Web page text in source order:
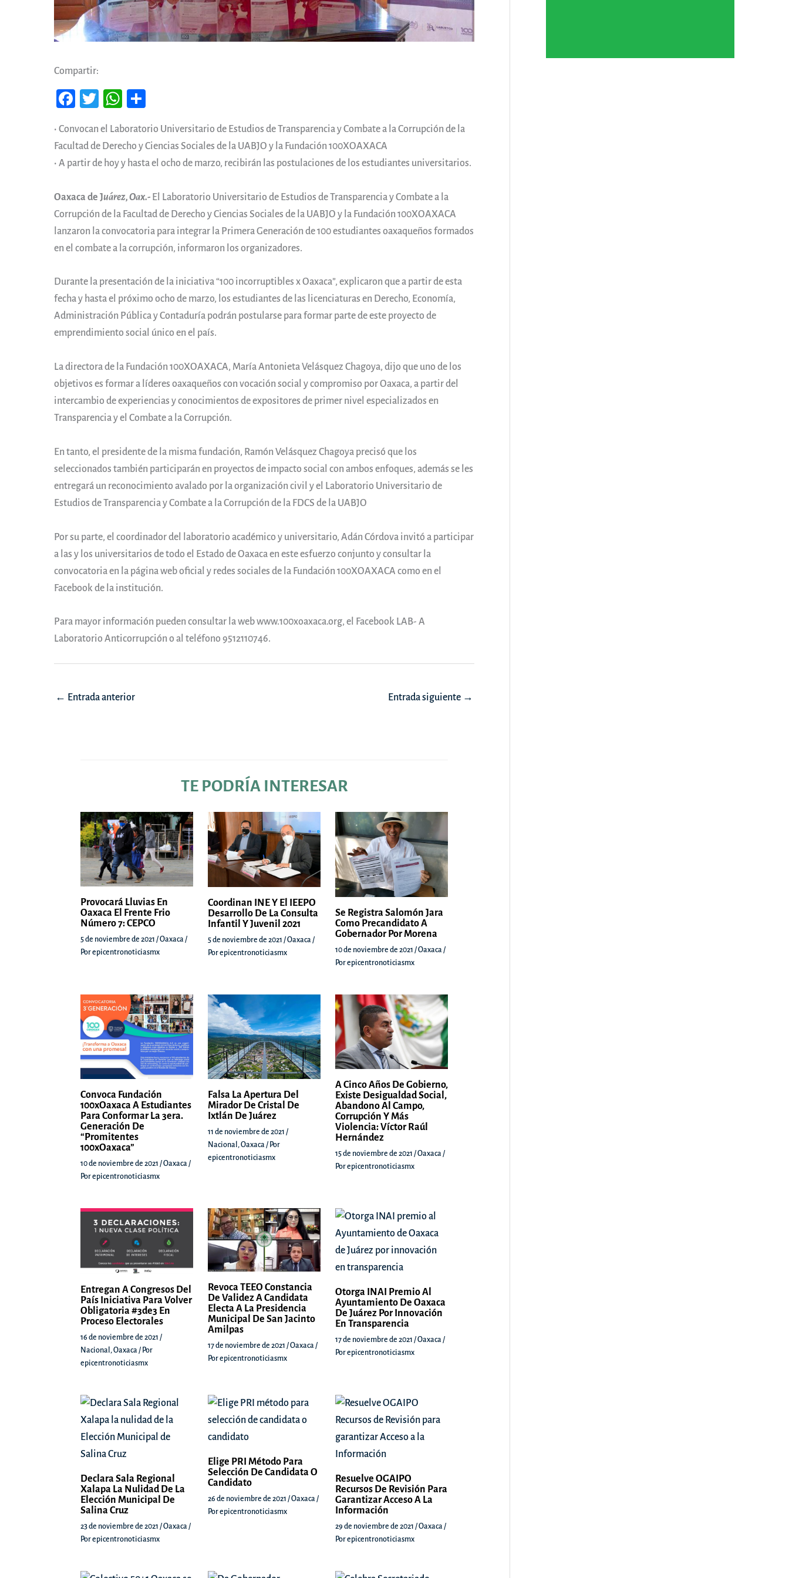
Compartir:
Fa
b
oo
T
tt
er
W
ts
A
pp
pa
rti
• Convocan el Laboratorio Universitario de Estudios de Transparencia y Combate a la Corrupción de la
Facultad de Derecho y Ciencias Sociales de la UABJO y la Fundación 100XOAXACA
• A partir de hoy y hasta el ocho de marzo, recibirán las postulaciones de los estudiantes universitarios.
Oaxaca de Juárez, Oax.- El Laboratorio Universitario de Estudios de Transparencia y Combate a la
Corrupción de la Facultad de Derecho y Ciencias Sociales de la UABJO y la Fundación 100XOAXACA
lanzaron la convocatoria para integrar la Primera Generación de 100 estudiantes oaxaqueños formados
en el combate a la corrupción, informaron los organizadores.
Durante la presentación de la iniciativa “100 incorruptibles x Oaxaca”, explicaron que a partir de esta
fecha y hasta el próximo ocho de marzo, los estudiantes de las licenciaturas en Derecho, Economía,
Administración Pública y Contaduría podrán postularse para formar parte de este proyecto de
emprendimiento social único en el país.
La directora de la Fundación 100XOAXACA, María Antonieta Velásquez Chagoya, dijo que uno de los
objetivos es formar a líderes oaxaqueños con vocación social y compromiso por Oaxaca, a partir del
intercambio de experiencias y conocimientos de expositores de primer nivel especializados en
Transparencia y el Combate a la Corrupción.
En tanto, el presidente de la misma fundación, Ramón Velásquez Chagoya precisó que los
seleccionados también participarán en proyectos de impacto social con ambos enfoques, además se les
entregará un reconocimiento avalado por la organización civil y el Laboratorio Universitario de
Estudios de Transparencia y Combate a la Corrupción de la FDCS de la UABJO
Por su parte, el coordinador del laboratorio académico y universitario, Adán Córdova invitó a participar
a las y los universitarios de todo el Estado de Oaxaca en este esfuerzo conjunto y consultar la
convocatoria en la página web oficial y redes sociales de la Fundación 100XOAXACA como en el
Facebook de la institución.
Para mayor información pueden consultar la web www.100xoaxaca.org, el Facebook LAB- A
Laboratorio Anticorrupción o al teléfono 9512110746.
Navegación
← Entrada anterior Entrada siguiente →
TE PODRÍA INTERESAR
Provocará Lluvias En
Oaxaca El Frente Frio
Número 7: CEPCO
5 de noviembre de 2021 /Oaxaca /
Porepicentronoticiasmx
Coordinan INE Y El IEEPO
Desarrollo De La Consulta
Infantil Y Juvenil 2021
5 de noviembre de 2021/Oaxaca /
Porepicentronoticiasmx
Se Registra Salomón Jara
Como Precandidato A
Gobernador Por Morena
10 de noviembre de 2021 /Oaxaca /
Porepicentronoticiasmx
Convoca Fundación
100xOaxaca A Estudiantes
Para Conformar La 3era.
Generación De
“Promitentes
100xOaxaca”
10 de noviembre de 2021 /Oaxaca /
Porepicentronoticiasmx
Falsa La Apertura Del
Mirador De Cristal De
Ixtlán De Juárez
11 de noviembre de 2021 /
Nacional ,Oaxaca / Por
epicentronoticiasmx
A Cinco Años De Gobierno,
Existe Desigualdad Social,
Abandono Al Campo,
Corrupción Y Más
Violencia: Víctor Raúl
Hernández
15 de noviembre de 2021/Oaxaca /
Porepicentronoticiasmx
Entregan A Congresos Del
País Iniciativa Para Volver
Obligatoria #3de3 En
Proceso Electorales
16 de noviembre de 2021 /
Nacional , Oaxaca / Por
epicentronoticiasmx
Revoca TEEO Constancia
De Validez A Candidata
Electa A La Presidencia
Municipal De San Jacinto
Amilpas
17 de noviembre de 2021 /Oaxaca /
Porepicentronoticiasmx
Otorga INAI Premio Al
Ayuntamiento De Oaxaca
De Juárez Por Innovación
En Transparencia
17 de noviembre de 2021 /Oaxaca /
Porepicentronoticiasmx
Declara Sala Regional
Xalapa La Nulidad De La
Elección Municipal De
Salina Cruz
23 de noviembre de 2021 /Oaxaca /
Porepicentronoticiasmx
Elige PRI Método Para
Selección De Candidata O
Candidato
26 de noviembre de 2021 /Oaxaca /
Porepicentronoticiasmx
Resuelve OGAIPO
Recursos De Revisión Para
Garantizar Acceso A La
Información
29 de noviembre de 2021 /Oaxaca /
Porepicentronoticiasmx